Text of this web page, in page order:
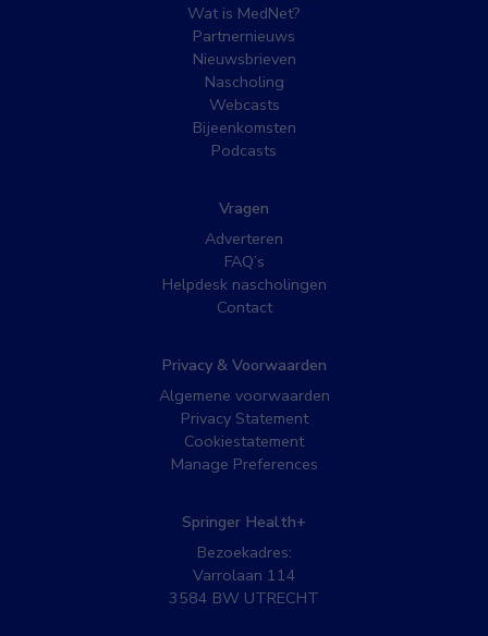
Wat is MedNet?
Partnernieuws
Nieuwsbrieven
Nascholing
Webcasts
Bijeenkomsten
Podcasts
Vragen
Adverteren
FAQ’s
Helpdesk nascholingen
Contact
Privacy & Voorwaarden
Algemene voorwaarden
Privacy Statement
Cookiestatement
Manage Preferences
Springer Health+
Bezoekadres:
Varrolaan 114
3584 BW UTRECHT